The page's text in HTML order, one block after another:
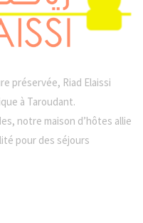
préservée, Riad Elaissi
à Taroudant.
notre maison d’hôtes allie
pour des séjours